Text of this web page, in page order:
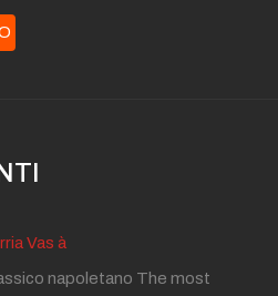
Vas à
napoletano The most